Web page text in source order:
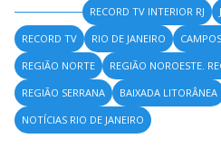
RECORD TV INTERIOR RJ
RECORD TV
RIO DE JANEIRO
REGIÃO NORTE
REGIÃO NOROESTE.
REGIÃO SERRANA
BAIXADA LITORÂNEA
NOTÍCIAS RIO DE JANEIRO